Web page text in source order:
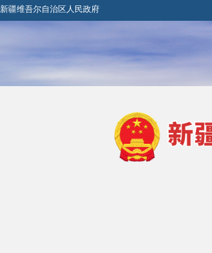
新疆维吾尔自治区人民政府